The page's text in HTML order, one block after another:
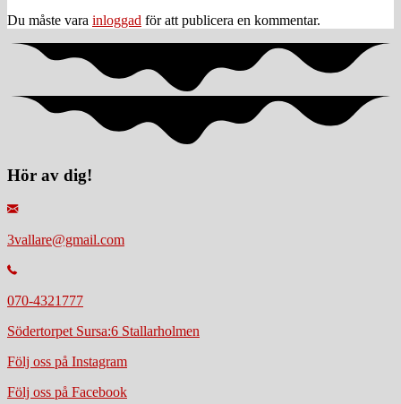
Du måste vara inloggad för att publicera en kommentar.
Hör av dig!
3vallare@gmail.com
070-4321777
Södertorpet Sursa:6 Stallarholmen
Följ oss på Instagram
Följ oss på Facebook